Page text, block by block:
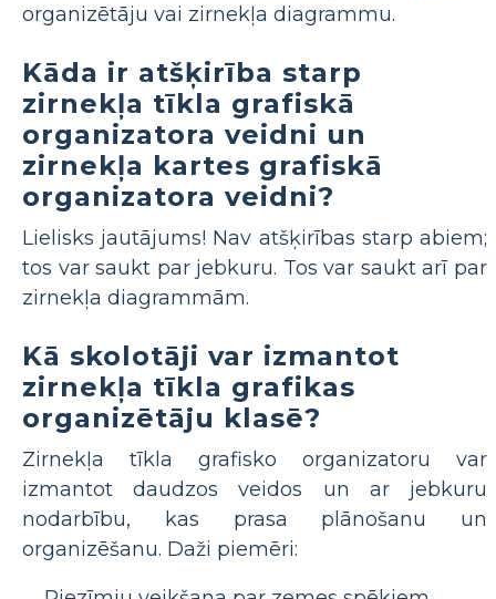
organizētāju vai zirnekļa diagrammu.
Kāda ir atšķirība starp
zirnekļa tīkla grafiskā
organizatora veidni un
zirnekļa kartes grafiskā
organizatora veidni?
Lielisks jautājums! Nav atšķirības starp abiem;
tos var saukt par jebkuru. Tos var saukt arī par
zirnekļa diagrammām.
Kā skolotāji var izmantot
zirnekļa tīkla grafikas
organizētāju klasē?
Zirnekļa tīkla grafisko organizatoru var
izmantot daudzos veidos un ar jebkuru
nodarbību, kas prasa plānošanu un
organizēšanu. Daži piemēri: